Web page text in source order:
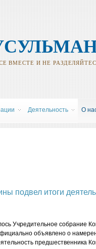
ВМЕСТЕ И НЕ
Деятельность О
подвел итоги
Учредительное собрание
объявлено о
предшественника